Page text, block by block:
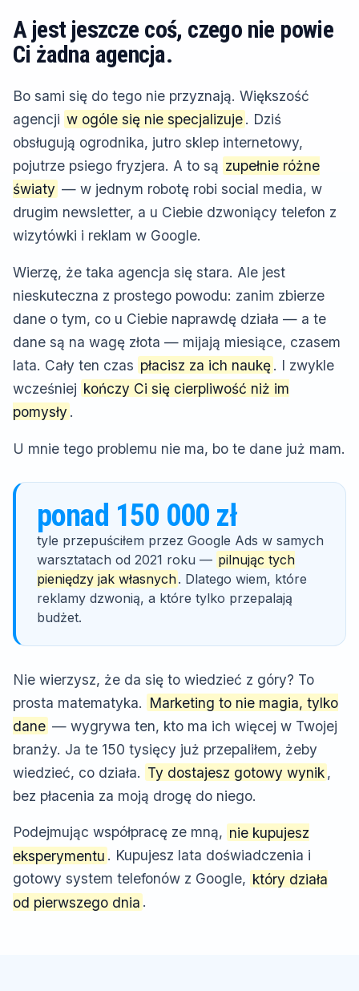
A jest jeszcze coś, czego nie powie
Ci żadna agencja.
Bo sami się do tego nie przyznają. Większość
agencji w ogóle się nie specjalizuje. Dziś
obsługują ogrodnika, jutro sklep internetowy,
pojutrze psiego fryzjera. A to są zupełnie różne
światy — w jednym robotę robi social media, w
drugim newsletter, a u Ciebie dzwoniący telefon z
wizytówki i reklam w Google.
Wierzę, że taka agencja się stara. Ale jest
nieskuteczna z prostego powodu: zanim zbierze
dane o tym, co u Ciebie naprawdę działa — a te
dane są na wagę złota — mijają miesiące, czasem
lata. Cały ten czas płacisz za ich naukę. I zwykle
wcześniej kończy Ci się cierpliwość niż im
pomysły .
U mnie tego problemu nie ma, bo te dane już mam.
ponad 150 000 zł
tyle przepuściłem przez Google Ads w samych
warsztatach od 2021 roku — pilnując tych
pieniędzy jak własnych. Dlatego wiem, które
reklamy dzwonią, a które tylko przepalają
budżet.
Nie wierzysz, że da się to wiedzieć z góry? To
prosta matematyka. Marketing to nie magia, tylko
dane — wygrywa ten, kto ma ich więcej w Twojej
branży. Ja te 150 tysięcy już przepaliłem, żeby
wiedzieć, co działa. Ty dostajesz gotowy wynik,
bez płacenia za moją drogę do niego.
Podejmując współpracę ze mną, nie kupujesz
eksperymentu . Kupujesz lata doświadczenia i
gotowy system telefonów z Google, który działa
od pierwszego dnia .